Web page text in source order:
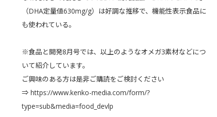
（DHA定量値630mg/g）は好調な推移で、機能性表示食品に
も使われている。
※食品と開発8月号では、以上のようなオメガ3素材などにつ
いて紹介しています。
ご興味のある方は是非ご購読をご検討ください
⇒ https://www.kenko-media.com/form/?
type=sub&media=food_devlp